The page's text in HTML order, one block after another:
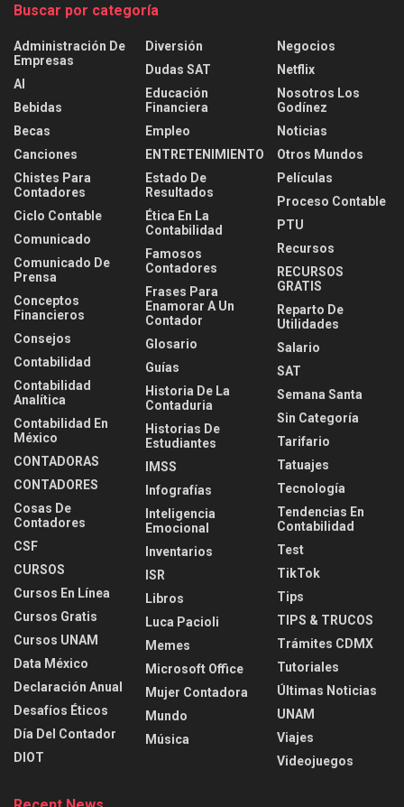
Buscar por categoría
Administración De
Empresas
AI
Bebidas
Becas
Canciones
Chistes Para
Contadores
Ciclo Contable
Comunicado
Comunicado De
Prensa
Conceptos
Financieros
Consejos
Contabilidad
Contabilidad
Analítica
Contabilidad En
México
CONTADORAS
CONTADORES
Cosas De
Contadores
CSF
CURSOS
Cursos En Línea
Cursos Gratis
Cursos UNAM
Data México
Declaración Anual
Desafíos Éticos
Día Del Contador
DIOT
Diversión
Dudas SAT
Educación
Financiera
Empleo
ENTRETENIMIENTO
Estado De
Resultados
Ética En La
Contabilidad
Famosos
Contadores
Frases Para
Enamorar A Un
Contador
Glosario
Guías
Historia De La
Contaduria
Historias De
Estudiantes
IMSS
Infografías
Inteligencia
Emocional
Inventarios
ISR
Libros
Luca Pacioli
Memes
Microsoft Office
Mujer Contadora
Mundo
Música
Negocios
Netflix
Nosotros Los
Godínez
Noticias
Otros Mundos
Películas
Proceso Contable
PTU
Recursos
RECURSOS
GRATIS
Reparto De
Utilidades
Salario
SAT
Semana Santa
Sin Categoría
Tarifario
Tatuajes
Tecnología
Tendencias En
Contabilidad
Test
TikTok
Tips
TIPS & TRUCOS
Trámites CDMX
Tutoriales
Últimas Noticias
UNAM
Viajes
Videojuegos